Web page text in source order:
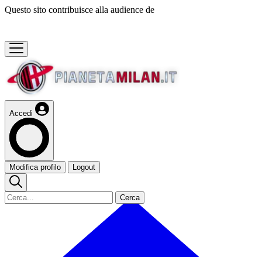
Questo sito contribuisce alla audience de
Accedi
Modifica profilo Logout
Cerca